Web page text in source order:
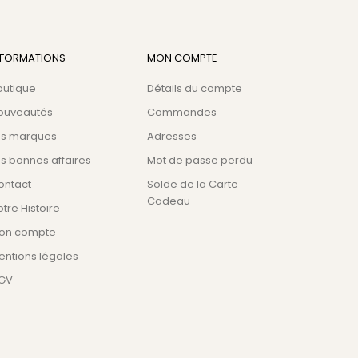
marques
bonnes affaires
Histoire
compte
légales
MON COMPTE
Détails du compte
Commandes
Adresses
Mot de passe perdu
Solde de la Carte
Cadeau